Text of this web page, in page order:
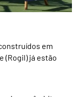
em
(Rogil) já estão